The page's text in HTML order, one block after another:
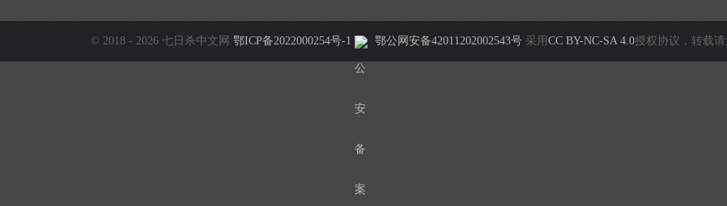
© 2018 - 2026 七日杀中文网 鄂ICP备2022000254号-1 鄂公网安备42011202002543号 采用 CC BY-NC-SA 4.0授权协议，转载